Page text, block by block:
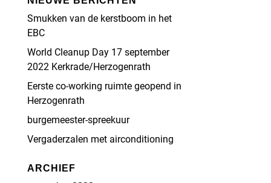
Smukken van de kerstboom in het
EBC
World Cleanup Day 17 september
2022 Kerkrade/Herzogenrath
Eerste co-working ruimte geopend in
Herzogenrath
burgemeester-spreekuur
Vergaderzalen met airconditioning
ARCHIEF